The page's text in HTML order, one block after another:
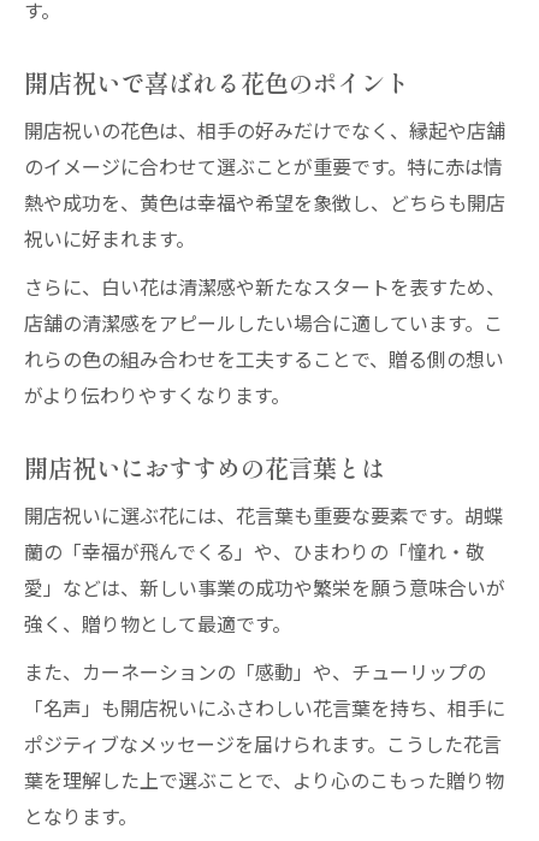
す。
開店祝いで喜ばれる花色のポイント
開店祝いの花色は、相手の好みだけでなく、縁起や店舗
のイメージに合わせて選ぶことが重要です。特に赤は情
熱や成功を、黄色は幸福や希望を象徴し、どちらも開店
祝いに好まれます。
さらに、白い花は清潔感や新たなスタートを表すため、
店舗の清潔感をアピールしたい場合に適しています。こ
れらの色の組み合わせを工夫することで、贈る側の想い
がより伝わりやすくなります。
開店祝いにおすすめの花言葉とは
開店祝いに選ぶ花には、花言葉も重要な要素です。胡蝶
蘭の「幸福が飛んでくる」や、ひまわりの「憧れ・敬
愛」などは、新しい事業の成功や繁栄を願う意味合いが
強く、贈り物として最適です。
また、カーネーションの「感動」や、チューリップの
「名声」も開店祝いにふさわしい花言葉を持ち、相手に
ポジティブなメッセージを届けられます。こうした花言
葉を理解した上で選ぶことで、より心のこもった贈り物
となります。